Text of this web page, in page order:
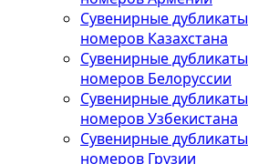
Сувенирные дубликаты
номеров Казахстана
Сувенирные дубликаты
номеров Белоруссии
Сувенирные дубликаты
номеров Узбекистана
Сувенирные дубликаты
номеров Грузии